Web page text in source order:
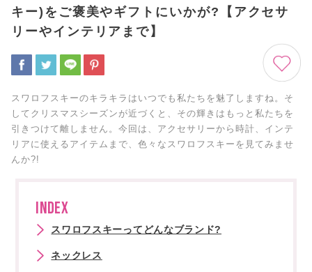
キー)をご褒美やギフトにいかが?【アクセサ
リーやインテリアまで】
スワロフスキーのキラキラはいつでも私たちを魅了しますね。そ
してクリスマスシーズンが近づくと、その輝きはもっと私たちを
引きつけて離しません。今回は、アクセサリーから時計、インテ
リアに使えるアイテムまで、色々なスワロフスキーを見てみませ
んか?!
INDEX
スワロフスキーってどんなブランド?
ネックレス